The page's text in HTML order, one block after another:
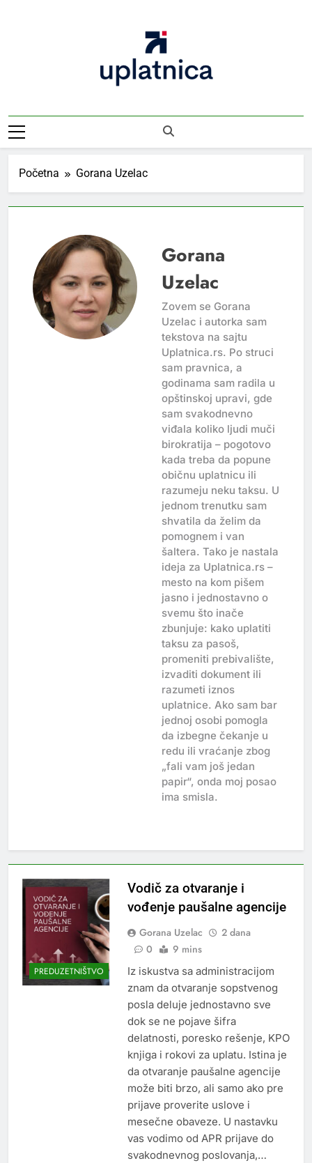
Uplatnica
Početna Gorana Uzelac
Gorana
Uzelac
Zovem se Gorana
Uzelac i autorka sam
tekstova na sajtu
Uplatnica.rs. Po struci
sam pravnica, a
godinama sam radila u
opštinskoj upravi, gde
sam svakodnevno
viđala koliko ljudi muči
birokratija – pogotovo
kada treba da popune
običnu uplatnicu ili
razumeju neku taksu. U
jednom trenutku sam
shvatila da želim da
pomognem i van
šaltera. Tako je nastala
ideja za Uplatnica.rs –
mesto na kom pišem
jasno i jednostavno o
svemu što inače
zbunjuje: kako uplatiti
taksu za pasoš,
promeniti prebivalište,
izvaditi dokument ili
razumeti iznos
uplatnice. Ako sam bar
jednoj osobi pomogla
da izbegne čekanje u
redu ili vraćanje zbog
„fali vam još jedan
papir“, onda moj posao
ima smisla.
PREDUZETNIŠTVO
Vodič za otvaranje i
vođenje paušalne agencije
Gorana Uzelac
2 dana
0
9 mins
Iz iskustva sa administracijom
znam da otvaranje sopstvenog
posla deluje jednostavno sve
dok se ne pojave šifra
delatnosti, poresko rešenje, KPO
knjiga i rokovi za uplatu. Istina je
da otvaranje paušalne agencije
može biti brzo, ali samo ako pre
prijave proverite uslove i
mesečne obaveze. U nastavku
vas vodimo od APR prijave do
svakodnevnog poslovanja,…